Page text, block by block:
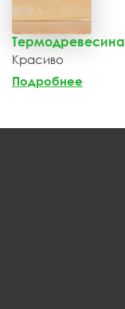
Термодревесина
Красиво
Подробнее